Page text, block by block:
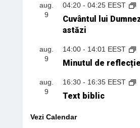
aug.
9
04:20- 04:25 EEST
Cuvântul lui
astăzi
aug.
9
14:00- 14:01 EEST
Minutul de reflecție
aug.
9
16:30- 16:35 EEST
Text biblic
Vezi Calendar